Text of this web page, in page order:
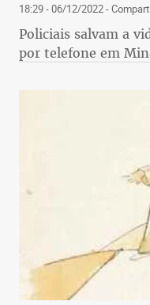
18:29 - 06/12/2022-
Policiais salvam a
por telefone em